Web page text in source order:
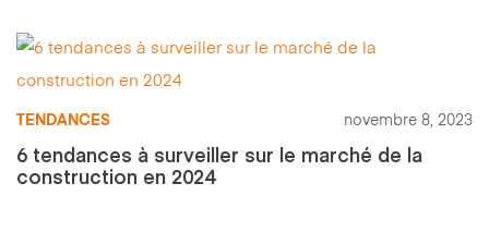
TENDANCES novembre 8, 2023
6 tendances à surveiller sur le marché de la
construction en 2024